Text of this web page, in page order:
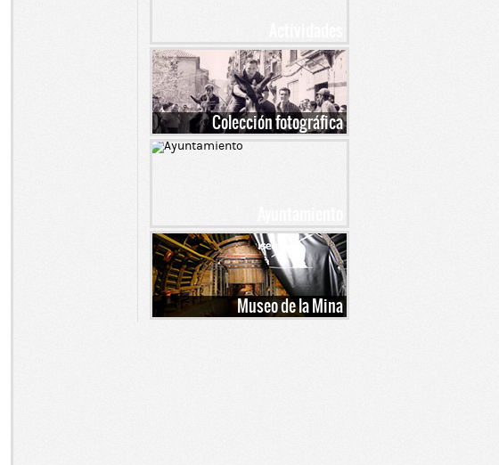
Colección fotográfica
Museo de la Mina